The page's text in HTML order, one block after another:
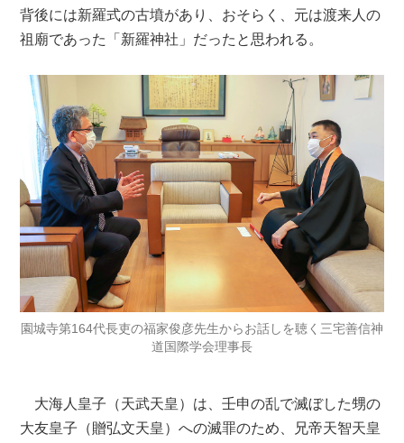
背後には新羅式の古墳があり、おそらく、元は渡来人の
祖廟であった「新羅神社」だったと思われる。
園城寺第164代長吏の福家俊彦先生からお話しを聴く三宅善信神
道国際学会理事長
大海人皇子（天武天皇）は、壬申の乱で滅ぼした甥の
大友皇子（贈弘文天皇）への滅罪のため、兄帝天智天皇